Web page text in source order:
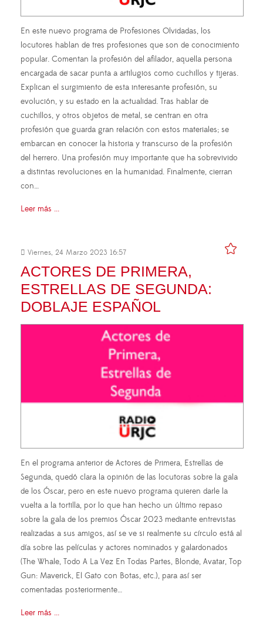
En este nuevo programa de Profesiones Olvidadas, los
locutores hablan de tres profesiones que son de conocimiento
popular. Comentan la profesión del afilador, aquella persona
encargada de sacar punta a artilugios como cuchillos y tijeras.
Explican el surgimiento de esta interesante profesión, su
evolución, y su estado en la actualidad. Tras hablar de
cuchillos, y otros objetos de metal, se centran en otra
profesión que guarda gran relación con estos materiales; se
embarcan en conocer la historia y transcurso de la profesión
del herrero. Una profesión muy importante que ha sobrevivido
a distintas revoluciones en la humanidad. Finalmente, cierran
con…
Leer más ...
Viernes, 24 Marzo 2023 16:57
ACTORES DE PRIMERA,
ESTRELLAS DE SEGUNDA:
DOBLAJE ESPAÑOL
En el programa anterior de Actores de Primera, Estrellas de
Segunda, quedó clara la opinión de las locutoras sobre la gala
de los Óscar, pero en este nuevo programa quieren darle la
vuelta a la tortilla, por lo que han hecho un último repaso
sobre la gala de los premios Óscar 2023 mediante entrevistas
realizadas a sus amigos, así se ve si realmente su círculo está al
día sobre las películas y actores nominados y galardonados
(The Whale, Todo A La Vez En Todas Partes, Blonde, Avatar, Top
Gun: Maverick, El Gato con Botas, etc.), para así ser
comentadas posteriormente…
Leer más ...